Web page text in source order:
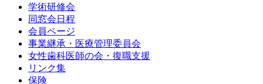
学術研修会
同窓会日程
会員ページ
事業継承・医療管理委員会
女性歯科医師の会・復職支援
リンク集
保険